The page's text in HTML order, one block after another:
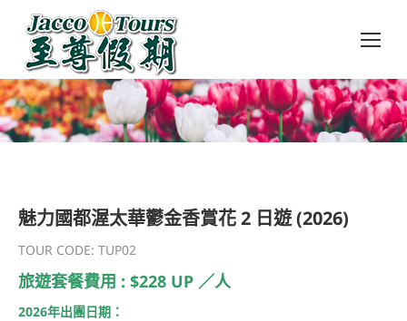
魅力國都渥太華鬱金香賞花 2 日遊 (2026)
TOUR CODE: TUP02
旅遊套餐費用 : $228 UP ／人
2026年出團日期：